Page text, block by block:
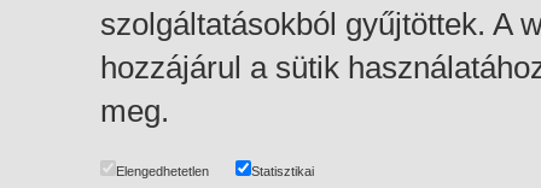
szolgáltatásokból gyűjtöttek. A
hozzájárul a sütik
meg.
Elengedhetetlen Statisztikai